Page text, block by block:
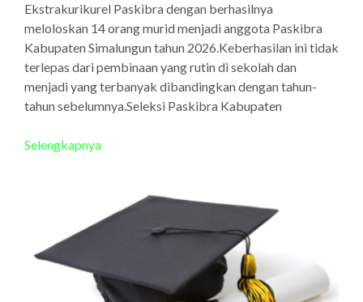
Ekstrakurikurel Paskibra dengan berhasilnya
meloloskan 14 orang murid menjadi anggota Paskibra
Kabupaten Simalungun tahun 2026.Keberhasilan ini tidak
terlepas dari pembinaan yang rutin di sekolah dan
menjadi yang terbanyak dibandingkan dengan tahun-
tahun sebelumnya.Seleksi Paskibra Kabupaten
Selengkapnya